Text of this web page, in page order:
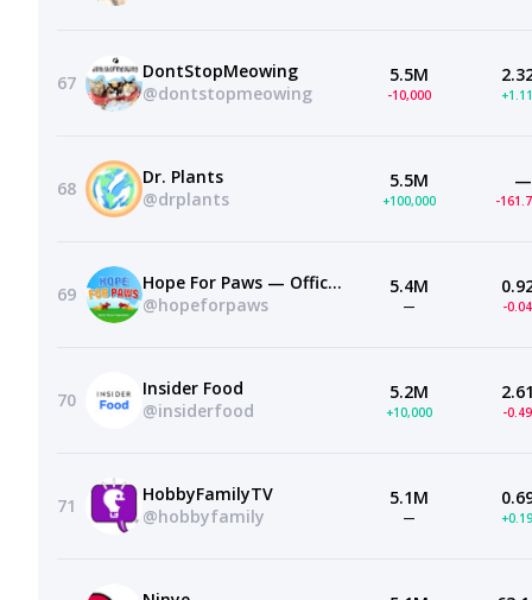
67
DontStopMeowing
@dontstopmeowing
5.5M
-10,000
68
Dr. Plants
@drplants
5.5M
+100,000
—
-
69
Hope For Paws — Official Rescue Channel
@hopeforpaws
5.4M
— -
70
Insider Food
@insiderfood
5.2M
+10,000 -
71
HobbyFamilyTV
@hobbyfamily
5.1M
—